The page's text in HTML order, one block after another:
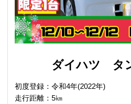
ダイハツ タ
初度登録：令和4年(2022年)
走行距離：5㎞